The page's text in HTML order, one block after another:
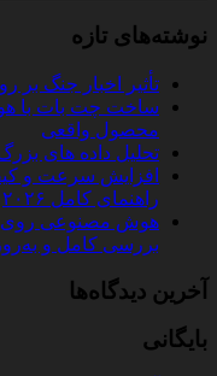
نوشته‌های تازه
تأثیر اخبار جنگ
محصول واقعی
تحلیل داده‌ های بزرگ در
افزایش سرعت و
راهنمای کامل ۲۰۲۶
هوش مصنوعی روی
بررسی کامل و به‌روز
آخرین دیدگاه‌ها
بایگانی